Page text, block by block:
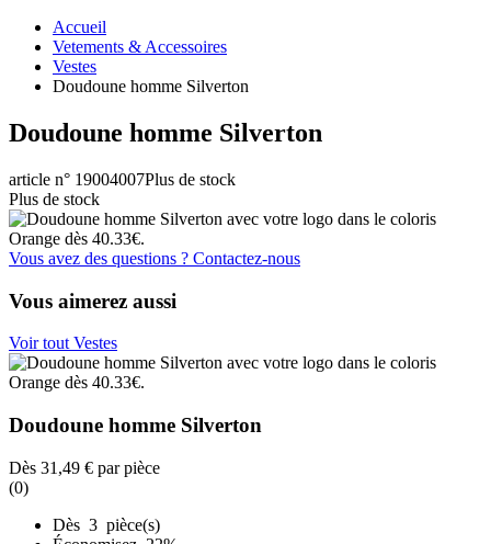
Accueil
Vetements & Accessoires
Vestes
Doudoune homme Silverton
Doudoune homme Silverton
article n° 19004007Plus de stock
Plus de stock
Vous avez des questions ? Contactez-nous
Vous aimerez aussi
Voir tout Vestes
Doudoune homme Silverton
Dès 31,49 € par pièce
(0)
Dès 3 pièce(s)